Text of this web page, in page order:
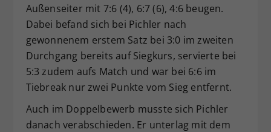
Außenseiter mit 7:6 (4), 6:7 (6), 4:6 beugen.
Dabei befand sich bei Pichler nach
gewonnenem erstem Satz bei 3:0 im zweiten
Durchgang bereits auf Siegkurs, servierte bei
5:3 zudem aufs Match und war bei 6:6 im
Tiebreak nur zwei Punkte vom Sieg entfernt.
Auch im Doppelbewerb musste sich Pichler
danach verabschieden. Er unterlag mit dem